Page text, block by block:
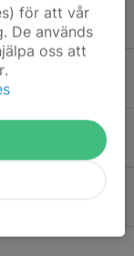
Stadium
för att vår
De används
oss att